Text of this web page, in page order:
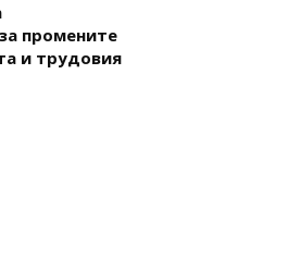
промените
и трудовия